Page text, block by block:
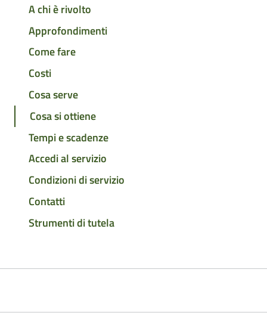
A chi è rivolto
Approfondimenti
Come fare
Costi
Cosa serve
Cosa si ottiene
Tempi e scadenze
Accedi al servizio
Condizioni di servizio
Contatti
Strumenti di tutela